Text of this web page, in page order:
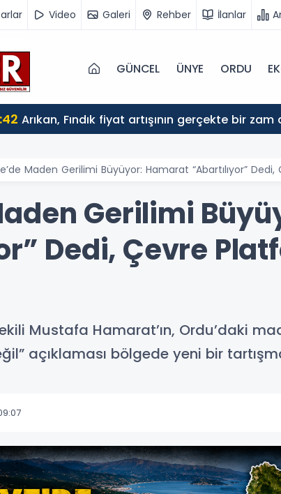
Video Galeri Rehber İlanlar
GÜNCEL ÜNYE ORDU
Arıkan, Fındık fiyat artışının gerçekte bir
Maden Gerilimi Büyüyor: Hamarat “Abartılıyor”
Gerilimi
Dedi, Çevre
Mustafa Hamarat’ın, Ordu’daki
açıklaması bölgede yeni bir